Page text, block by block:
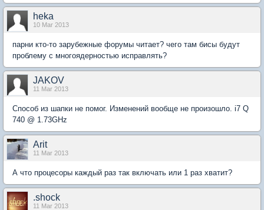
heka
10 Mar 2013
парни кто-то зарубежные форумы читает? чего там бисы будут
проблему с многоядерностью исправлять?
JAKOV
11 Mar 2013
Способ из шапки не помог. Изменений вообще не произошло. i7 Q
740 @ 1.73GHz
Arit
11 Mar 2013
А что процесоры каждый раз так включать или 1 раз хватит?
.shock
11 Mar 2013